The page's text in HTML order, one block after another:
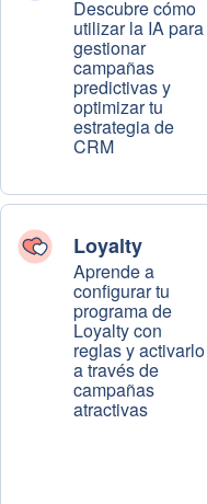
Descubre cómo
utilizar la IA para
gestionar
campañas
predictivas y
optimizar tu
estrategia de
CRM
Loyalty
Aprende a
configurar tu
programa de
Loyalty con
reglas y activarlo
a través de
campañas
atractivas